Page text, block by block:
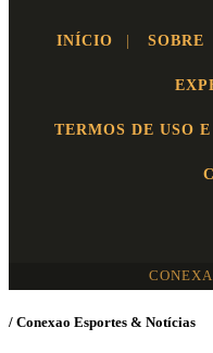
INÍCIO | SOBRE
TERMOS DE USO
/ Conexao Esportes & Notícias